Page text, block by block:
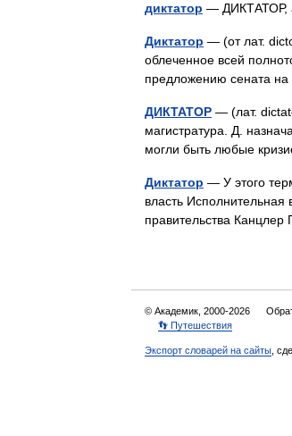
диктатор — ДИКТАТОР,
Диктатор — (от лат.
облеченное всей
предложению сената
ДИКТАТОР — (лат.
магистратура. Д.
могли быть любые
Диктатор — У этого
власть Исполнительная
правительства
© Академик, 2000-2026
👣 Путешествия
Экспорт словарей на сайты ,